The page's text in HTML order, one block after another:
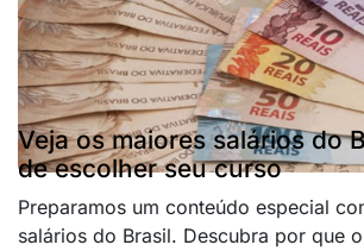
Veja os maiores salários do
de escolher seu curso
Preparamos um conteúdo especial
salários do Brasil. Descubra por que